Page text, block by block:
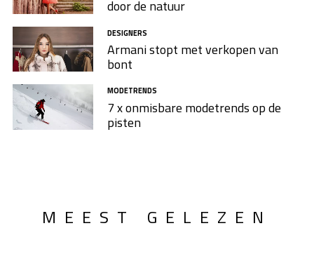
door de natuur
DESIGNERS
Armani stopt met verkopen van
bont
MODETRENDS
7 x onmisbare modetrends op de
pisten
MEEST GELEZEN